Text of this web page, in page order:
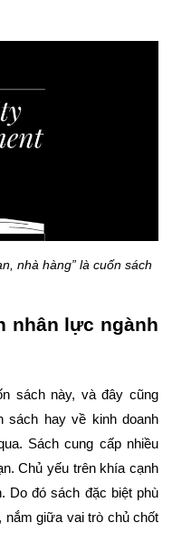
nhà hàng” là cuốn sách
nhân lực ngành
sách này, và đây cũng
sách hay về kinh doanh
Sách cung cấp nhiều
Chủ yếu trên khía cạnh
Do đó sách đặc biệt phù
giữa vai trò chủ chốt